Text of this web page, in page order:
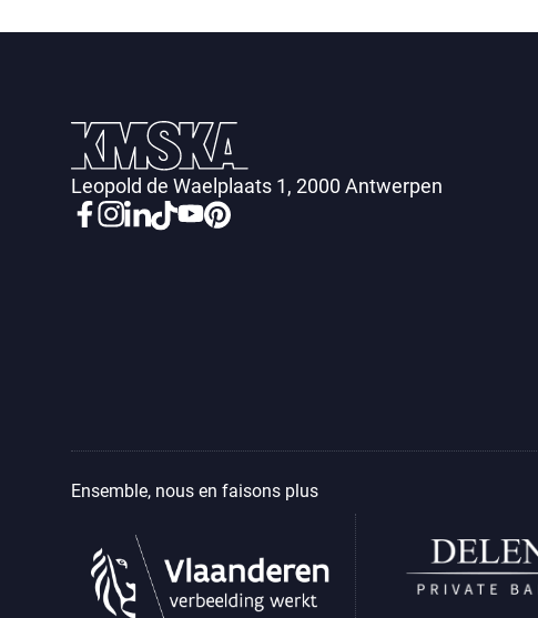
Leopold de Waelplaats 1, 2000 Antwerpen
Ensemble, nous en faisons plus